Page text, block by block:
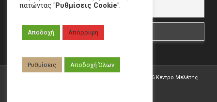
2026 Κέντρο Μελέτης
πατώντας "Ρυθμίσεις Cookie".
Αποδοχή Απόρριψη
Ρυθμίσεις Αποδοχή Όλων